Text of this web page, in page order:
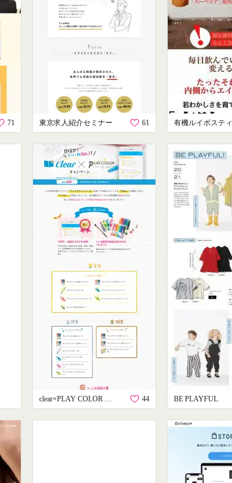
71 東京求人紹介セミナー 61 有機ルイボスティ
clear×PLAY COLOR キャンペーン 44 BE PLAYFUL